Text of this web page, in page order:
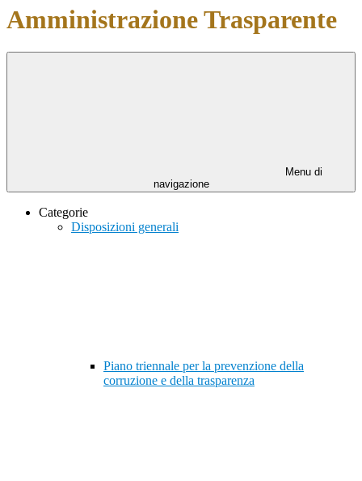
Amministrazione Trasparente
Menu di
navigazione
Categorie
Disposizioni generali
Piano triennale per la prevenzione della
corruzione e della trasparenza